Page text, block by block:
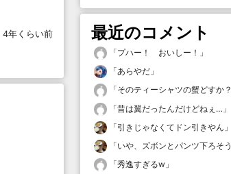
4年くらい前
最近のコメント
「プハー！ おいしー！ 」
「あらやだ 」
「そのティーシャツの蟹どすか？
「昔は翼だったんだけどねぇ… 」
「引きじゃなくてドン引きやん 」
「いや、ズボンとパンツ下ろそう
「秀逸すぎるw 」